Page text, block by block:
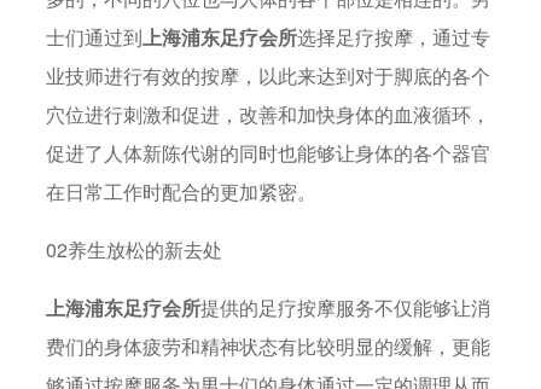
士们通过到上海浦东足疗会所选择足疗按摩，通过专
业技师进行有效的按摩，以此来达到对于脚底的各个
穴位进行刺激和促进，改善和加快身体的血液循环，
促进了人体新陈代谢的同时也能够让身体的各个器官
在日常工作时配合的更加紧密。
02养生放松的新去处
上海浦东足疗会所提供的足疗按摩服务不仅能够让消
费们的身体疲劳和精神状态有比较明显的缓解，更能